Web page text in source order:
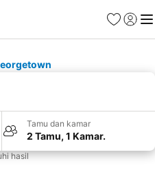
FavoritLogin
Tamu dan kamar
2 Tamu, 1 Kamar.
hasil